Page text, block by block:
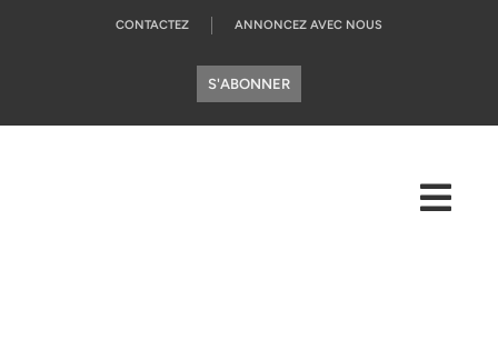
CONTACTEZ ANNONCEZ AVEC NOUS
S'ABONNER